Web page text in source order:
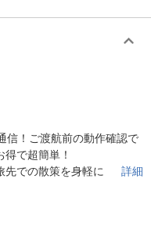
信！ご渡航前の動作確認で
で超簡単！
先での散策を身軽に 詳細